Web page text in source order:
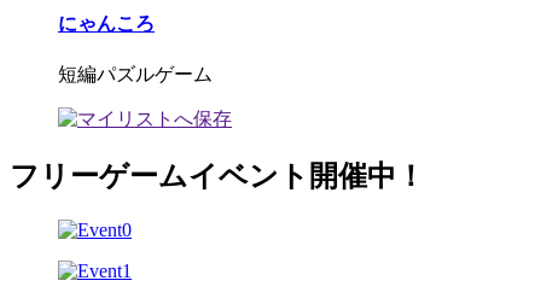
にゃんころ
短編パズルゲーム
フリーゲームイベント開催中！